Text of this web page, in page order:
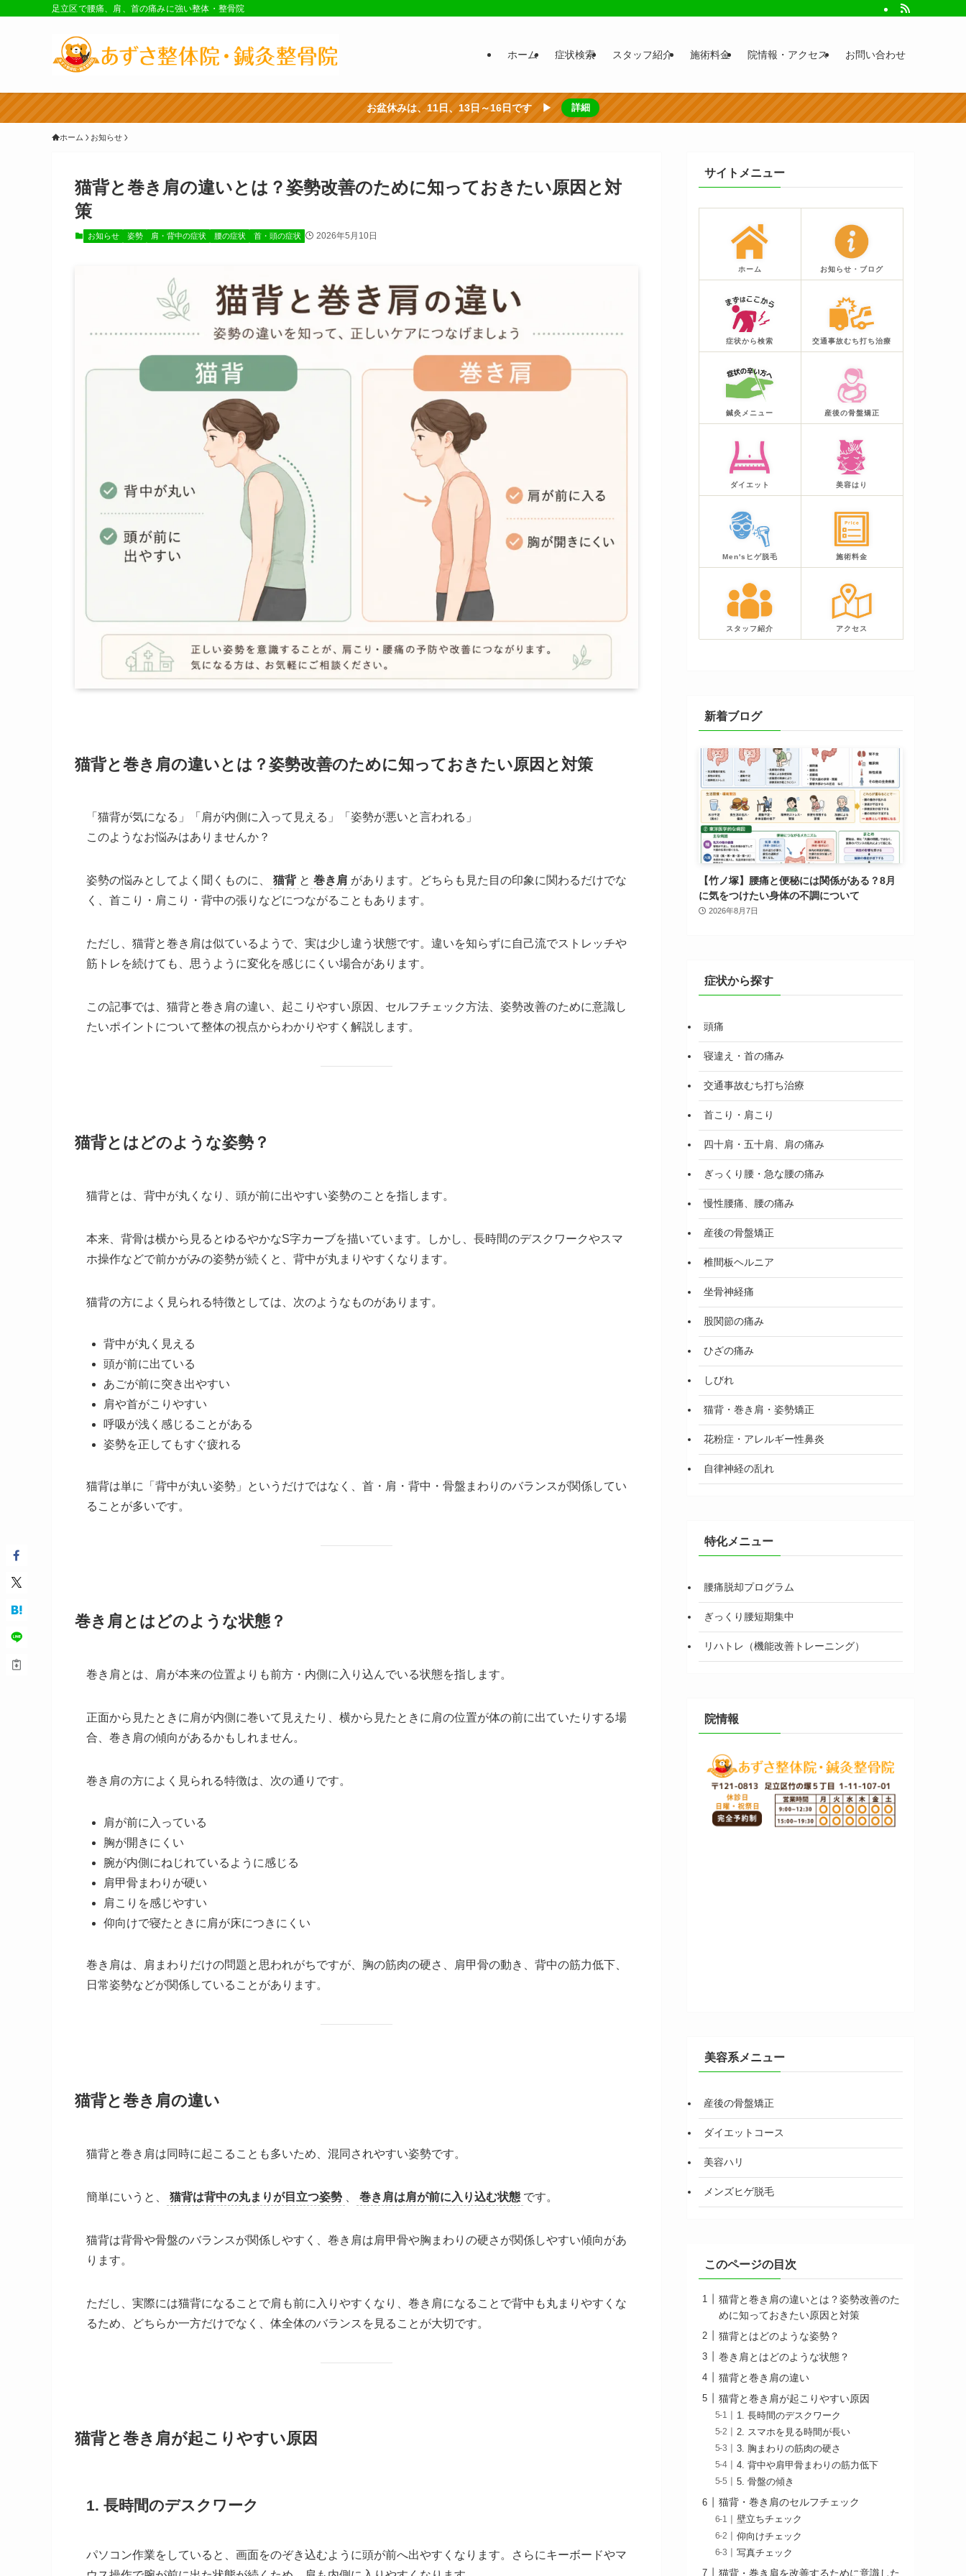
足立区で腰痛、肩、首の痛みに強い整体・整骨院
ホーム 症状検索 スタッフ紹介 施術料金 院情報・アクセス お問い合わせ
お盆休みは、11日、13日～16日です ▶ 詳細
ホーム お知らせ
猫背と巻き肩の違いとは？姿勢改善のために知っておきたい原因と対
策
お知らせ 姿勢 肩・背中の症状 腰の症状 首・頭の症状 2026年5月10日
猫背と巻き肩の違いとは？姿勢改善のために知っておきたい原因と対策
「猫背が気になる」「肩が内側に入って見える」「姿勢が悪いと言われる」
このようなお悩みはありませんか？
姿勢の悩みとしてよく聞くものに、 猫背 と 巻き肩 があります。どちらも見た目の印象に関わるだけでな
く、首こり・肩こり・背中の張りなどにつながることもあります。
ただし、猫背と巻き肩は似ているようで、実は少し違う状態です。違いを知らずに自己流でストレッチや
筋トレを続けても、思うように変化を感じにくい場合があります。
この記事では、猫背と巻き肩の違い、起こりやすい原因、セルフチェック方法、姿勢改善のために意識し
たいポイントについて整体の視点からわかりやすく解説します。
猫背とはどのような姿勢？
猫背とは、背中が丸くなり、頭が前に出やすい姿勢のことを指します。
本来、背骨は横から見るとゆるやかなS字カーブを描いています。しかし、長時間のデスクワークやスマ
ホ操作などで前かがみの姿勢が続くと、背中が丸まりやすくなります。
猫背の方によく見られる特徴としては、次のようなものがあります。
背中が丸く見える
頭が前に出ている
あごが前に突き出やすい
肩や首がこりやすい
呼吸が浅く感じることがある
姿勢を正してもすぐ疲れる
猫背は単に「背中が丸い姿勢」というだけではなく、首・肩・背中・骨盤まわりのバランスが関係してい
ることが多いです。
巻き肩とはどのような状態？
巻き肩とは、肩が本来の位置よりも前方・内側に入り込んでいる状態を指します。
正面から見たときに肩が内側に巻いて見えたり、横から見たときに肩の位置が体の前に出ていたりする場
合、巻き肩の傾向があるかもしれません。
巻き肩の方によく見られる特徴は、次の通りです。
肩が前に入っている
胸が開きにくい
腕が内側にねじれているように感じる
肩甲骨まわりが硬い
肩こりを感じやすい
仰向けで寝たときに肩が床につきにくい
巻き肩は、肩まわりだけの問題と思われがちですが、胸の筋肉の硬さ、肩甲骨の動き、背中の筋力低下、
日常姿勢などが関係していることがあります。
猫背と巻き肩の違い
猫背と巻き肩は同時に起こることも多いため、混同されやすい姿勢です。
簡単にいうと、 猫背は背中の丸まりが目立つ姿勢 巻き肩は肩が前に入り込む状態 です。
猫背は背骨や骨盤のバランスが関係しやすく、巻き肩は肩甲骨や胸まわりの硬さが関係しやすい傾向があ
ります。
ただし、実際には猫背になることで肩も前に入りやすくなり、巻き肩になることで背中も丸まりやすくな
るため、どちらか一方だけでなく、体全体のバランスを見ることが大切です。
猫背と巻き肩が起こりやすい原因
1. 長時間のデスクワーク
パソコン作業をしていると、画面をのぞき込むように頭が前へ出やすくなります。さらにキーボードやマ
サイトメニュー
ホーム お知らせ・ブログ
症状から検索 交通事故むち打ち治療
鍼灸メニュー 産後の骨盤矯正
ダイエット 美容はり
Men'sヒゲ脱毛 施術料金
スタッフ紹介 アクセス
新着ブログ
【竹ノ塚】腰痛と便秘には関係がある？8月
に気をつけたい身体の不調について
2026年8月7日
症状から探す
頭痛
寝違え・首の痛み
交通事故むち打ち治療
首こり・肩こり
四十肩・五十肩、肩の痛み
ぎっくり腰・急な腰の痛み
慢性腰痛、腰の痛み
産後の骨盤矯正
椎間板ヘルニア
坐骨神経痛
股関節の痛み
ひざの痛み
しびれ
猫背・巻き肩・姿勢矯正
花粉症・アレルギー性鼻炎
自律神経の乱れ
特化メニュー
腰痛脱却プログラム
ぎっくり腰短期集中
リハトレ（機能改善トレーニング）
院情報
美容系メニュー
産後の骨盤矯正
ダイエットコース
美容ハリ
メンズヒゲ脱毛
このページの目次
猫背と巻き肩の違いとは？姿勢改善のた
めに知っておきたい原因と対策
猫背とはどのような姿勢？
巻き肩とはどのような状態？
猫背と巻き肩の違い
猫背と巻き肩が起こりやすい原因
1. 長時間のデスクワーク
2. スマホを見る時間が長い
3. 胸まわりの筋肉の硬さ
4. 背中や肩甲骨まわりの筋力低下
5. 骨盤の傾き
猫背・巻き肩のセルフチェック
壁立ちチェック
仰向けチェック
写真チェック
猫背・巻き肩を改善するために意識した